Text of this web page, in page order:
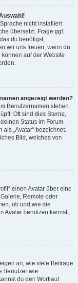
nicht installiert
übersetzt. Frage ggf.
du benötigst,
wir uns freuen, wenn du
auf der Website
angezeigt werden?
Benutzernamen stehen.
Oft sind dies Sterne,
Status im Forum
„Avatar“ bezeichnet.
Bild, welches von
einen Avatar über eine
Remote oder
ob und wie die
Avatar benutzen kannst,
an, wie viele Beiträge
Benutzer wie
du den Wortlaut